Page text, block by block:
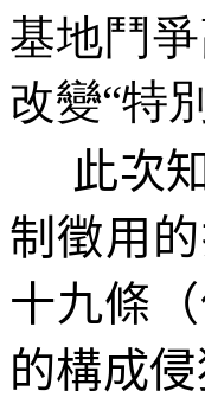
基地鬥
改變“特
此次
制徵用
十九條
的構成